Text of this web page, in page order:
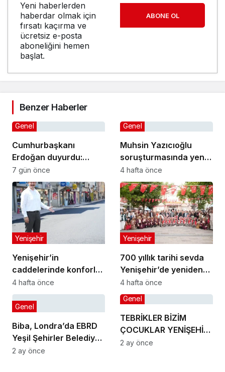
Yeni haberlerden
haberdar olmak için
fırsatı kaçırma ve
ücretsiz e-posta
aboneliğini hemen
başlat.
ABONE OL
Benzer Haberler
Cumhurbaşkanı
Erdoğan duyurdu:
Kiralık sosyal konut
projesi eylülde başlıyor
Genel
7 gün önce
Muhsin Yazıcıoğlu
soruşturmasında yeni
gelişme!
Genel
4 hafta önce
Yenişehir’in
caddelerinde konforlu
yolculuk
Yenişehir
4 hafta önce
700 yıllık tarihi sevda
Yenişehir’de yeniden
hayat buldu
Yenişehir
4 hafta önce
Biba, Londra’da EBRD
Yeşil Şehirler Belediye
Başkanları
Genel
2 ay önce
TEBRİKLER BİZİM
ÇOCUKLAR YENİŞEHİR’İ
MAKEDONYA’DA
Genel
2 ay önce